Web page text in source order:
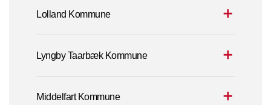
Lolland Kommune
Lyngby Taarbæk Kommune
Middelfart Kommune